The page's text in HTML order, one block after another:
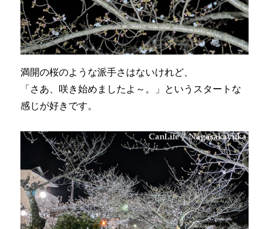
満開の桜のような派手さはないけれど、
「さあ、咲き始めましたよ～。」というスタートな
感じが好きです。